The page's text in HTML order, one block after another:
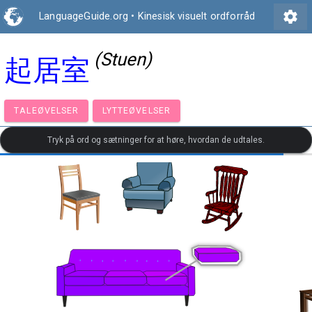
LanguageGuide.org • Kinesisk visuelt ordforråd settings
起居室 (Stuen)
TALEØVELSER LYTTEØVELSER
Tryk på ord og sætninger for at høre, hvordan de udtales.